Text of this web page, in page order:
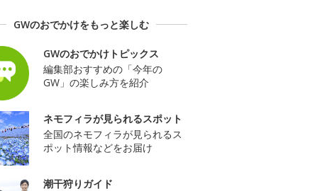
GWのおでかけをもっと楽しむ
GWのおでかけトピックス
編集部おすすめの「今年の
GW」の楽しみ方を紹介
ネモフィラが見られるスポット
全国のネモフィラが見られるス
ポット情報などをお届け
潮干狩りガイド